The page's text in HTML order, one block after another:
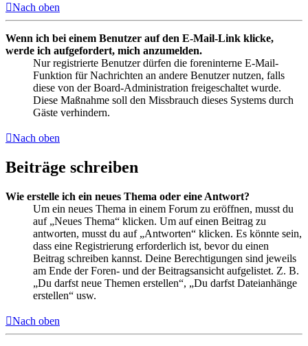
Nach oben
Wenn ich bei einem Benutzer auf den E-Mail-Link klicke,
werde ich aufgefordert, mich anzumelden.
Nur registrierte Benutzer dürfen die foreninterne E-Mail-
Funktion für Nachrichten an andere Benutzer nutzen, falls
diese von der Board-Administration freigeschaltet wurde.
Diese Maßnahme soll den Missbrauch dieses Systems durch
Gäste verhindern.
Nach oben
Beiträge schreiben
Wie erstelle ich ein neues Thema oder eine Antwort?
Um ein neues Thema in einem Forum zu eröffnen, musst du
auf „Neues Thema“ klicken. Um auf einen Beitrag zu
antworten, musst du auf „Antworten“ klicken. Es könnte sein,
dass eine Registrierung erforderlich ist, bevor du einen
Beitrag schreiben kannst. Deine Berechtigungen sind jeweils
am Ende der Foren- und der Beitragsansicht aufgelistet. Z. B.
„Du darfst neue Themen erstellen“, „Du darfst Dateianhänge
erstellen“ usw.
Nach oben